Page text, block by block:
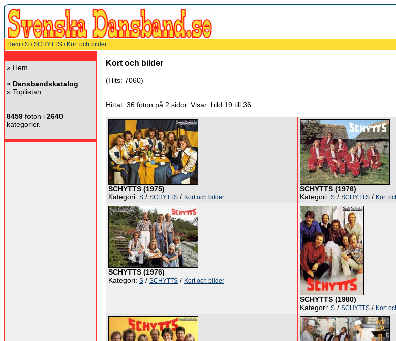
Hem /S /SCHYTTS / Kort och bilder
» Hem
» Dansbandskatalog
» Toplistan
8459 foton i 2640
kategorier.
Kort och bilder
(Hits: 7060)
Hittat: 36 foton på 2 sidor. Visar: bild 19 till 36.
SCHYTTS (1975)
Kategori: S / SCHYTTS / Kort och bilder
SCHYTTS (1976)
Kategori: S / SCHYTTS / Kort
SCHYTTS (1976)
Kategori: S / SCHYTTS / Kort och bilder
SCHYTTS (1980)
Kategori: S / SCHYTTS / Kort